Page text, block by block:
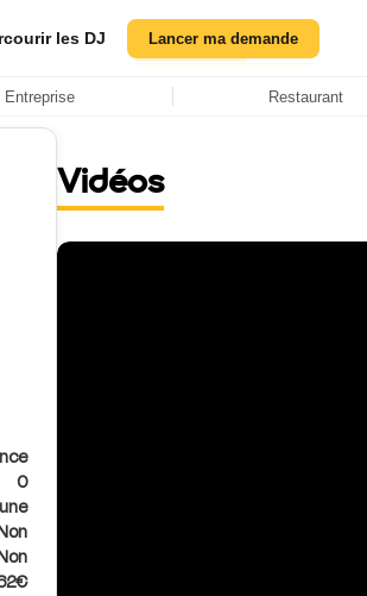
les DJ Lancer ma demande
Entreprise Restaurant
0
Vidéos